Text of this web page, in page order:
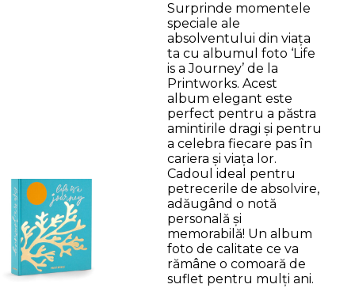
Surprinde momentele
speciale ale
absolventului din viața
ta cu albumul foto ‘Life
is a Journey’ de la
Printworks. Acest
album elegant este
perfect pentru a păstra
amintirile dragi și pentru
a celebra fiecare pas în
cariera și viața lor.
Cadoul ideal pentru
petrecerile de absolvire,
adăugând o notă
personală și
memorabilă! Un album
foto de calitate ce va
rămâne o comoară de
suflet pentru mulți ani.